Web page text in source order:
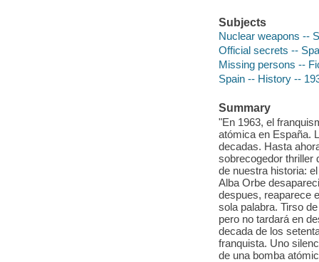
Subjects
Nuclear weapons --
Official secrets --
Missing persons --
Spain -- History --
Summary
"En 1963, el
atómica en España.
decadas. Hasta
sobrecogedor thriller
de nuestra historia:
Alba Orbe
despues, reaparece
sola palabra. Tirso
pero no tardará en
decada de los
franquista. Uno
de una bomba